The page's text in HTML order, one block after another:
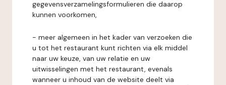
gegevensverzamelingsformulieren die daarop
kunnen voorkomen,
- meer algemeen in het kader van verzoeken die
u tot het restaurant kunt richten via elk middel
naar uw keuze, van uw relatie en uw
uitwisselingen met het restaurant, evenals
wanneer u inhoud van de website deelt via